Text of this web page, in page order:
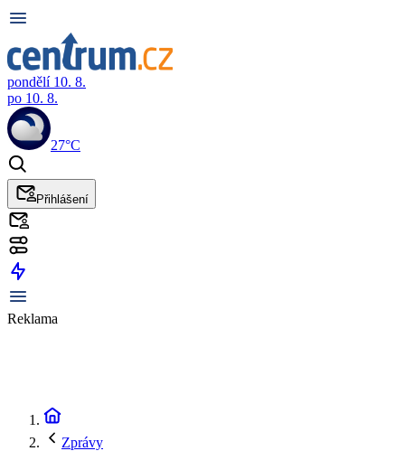
pondělí 10. 8.
po 10. 8.
27°C
Přihlášení
Reklama
Zprávy